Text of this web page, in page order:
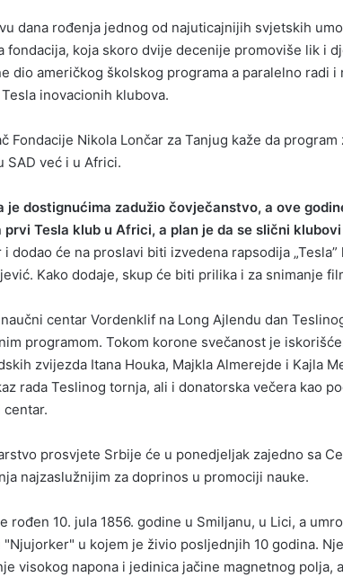
dana rođenja jednog od najuticajnijih svjetskih
fondacija, koja skoro dvije decenije promoviše lik i
dio američkog školskog programa a paralelno radi
inovacionih klubova.
Fondacije Nikola Lončar za Tanjug kaže da
SAD već i u Africi.
je dostignućima zadužio čovječanstvo, a ove
Tesla klub u Africi, a plan je da se slični
i dodao će na proslavi biti izvedena rapsodija
Kako dodaje, skup će biti prilika i za snimanje
centar Vordenklif na Long Ajlendu dan
programom. Tokom korone svečanost je
zvijezda Itana Houka, Majkla Almerejde i Kajla
rada Teslinog tornja, ali i donatorska večera kao
centar.
prosvjete Srbije će u ponedjeljak zajedno sa
najzaslužnijim za doprinos u promociji nauke.
rođen 10. jula 1856. godine u Smiljanu, u Lici, a
"Njujorker" u kojem je živio posljednjih 10 godina.
visokog napona i jedinica jačine magnetnog polja,